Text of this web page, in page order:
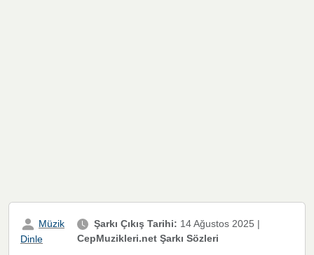
Müzik
Dinle
Şarkı Çıkış Tarihi: 14 Ağustos 2025 |
CepMuzikleri.net Şarkı Sözleri